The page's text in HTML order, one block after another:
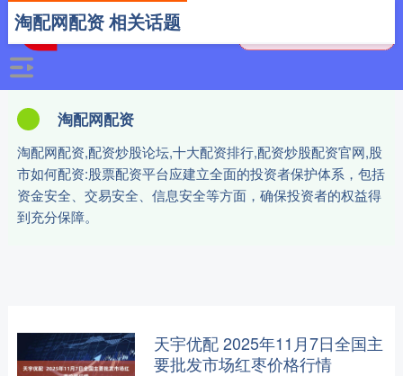
淘配网配资
淘配网配资,配资炒股论坛,十大配资排行,配资炒股配资官网,股
市如何配资:股票配资平台应建立全面的投资者保护体系，包括
资金安全、交易安全、信息安全等方面，确保投资者的权益得
到充分保障。
淘配网配资 相关话题
天宇优配 2025年11月7日全国主
要批发市场红枣价格行情